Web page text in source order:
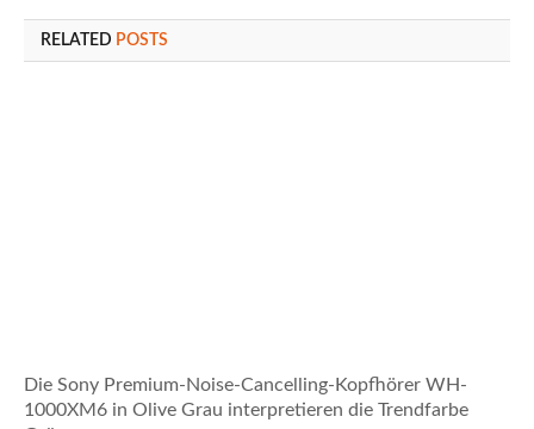
RELATED POSTS
Die Sony Premium-Noise-Cancelling-Kopfhörer WH-
1000XM6 in Olive Grau interpretieren die Trendfarbe